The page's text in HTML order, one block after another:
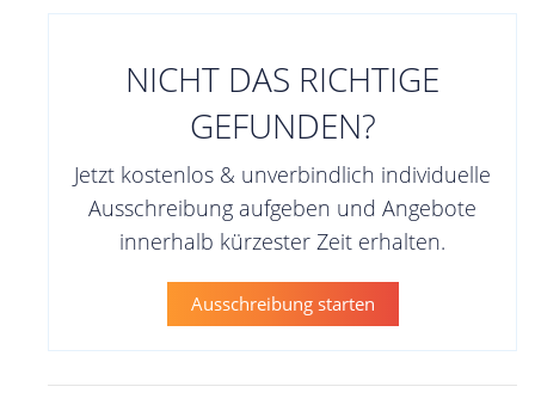
NICHT DAS RICHTIGE
GEFUNDEN?
Jetzt kostenlos & unverbindlich individuelle
Ausschreibung aufgeben und Angebote
innerhalb kürzester Zeit erhalten.
Ausschreibung starten